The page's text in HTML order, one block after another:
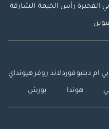
الفجيرة رأس الخيمة الشارقة
بي ام دبليوفوردلاند روفرهيونداي
هوندا بورش